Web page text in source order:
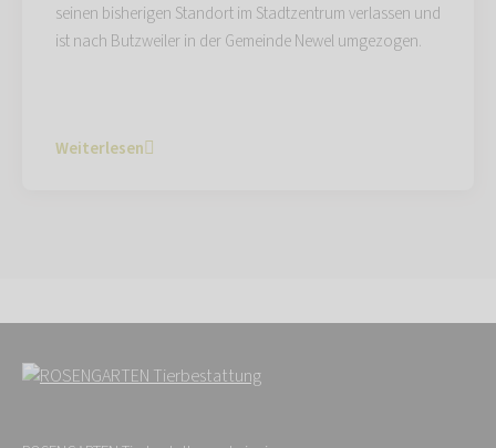
seinen bisherigen Standort im Stadtzentrum verlassen und
ist nach Butzweiler in der Gemeinde Newel umgezogen.
Weiterlesen